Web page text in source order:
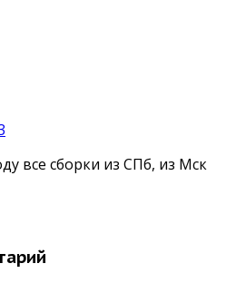
все сборки из СПб, из Мск